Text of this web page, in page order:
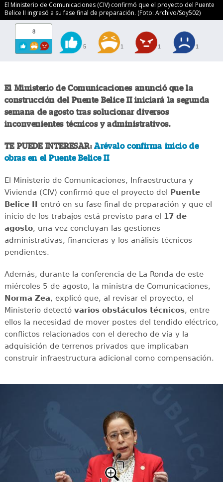
El Ministerio de Comunicaciones (CIV) confirmó que el proyecto del Puente
Belice II ingresó a su fase final de preparación. (Foto: Archivo/Soy502)
8
5 1 1 1
El Ministerio de Comunicaciones anunció que la
construcción del Puente Belice II iniciará la segunda
semana de agosto tras solucionar diversos
inconvenientes técnicos y administrativos.
TE PUEDE INTERESAR:Arévalo confirma inicio de
obras en el Puente Belice II
El Ministerio de Comunicaciones, Infraestructura y
Vivienda (CIV) confirmó que el proyecto del Puente
Belice II entró en su fase final de preparación y que el
inicio de los trabajos está previsto para el 17 de
agosto, una vez concluyan las gestiones
administrativas, financieras y los análisis técnicos
pendientes.
Además, durante la conferencia de La Ronda de este
miércoles 5 de agosto, la ministra de Comunicaciones,
Norma Zea, explicó que, al revisar el proyecto, el
Ministerio detectó varios obstáculos técnicos, entre
ellos la necesidad de mover postes del tendido eléctrico,
conflictos relacionados con el derecho de vía y la
adquisición de terrenos privados que implicaban
construir infraestructura adicional como compensación.